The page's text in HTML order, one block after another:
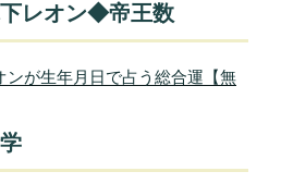
下レオン◆帝王数
ンが生年月日で占う総合運【無